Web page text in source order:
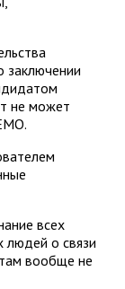
заключении
не может
всех
людей о связи
вообще не